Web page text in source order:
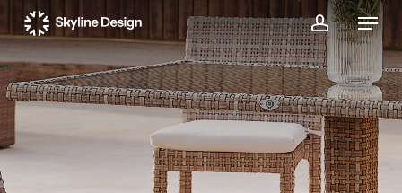
to
main
content
account
Menu